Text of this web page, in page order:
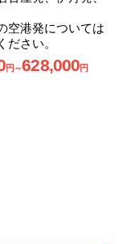
空港発については
ださい。
円～628,000円